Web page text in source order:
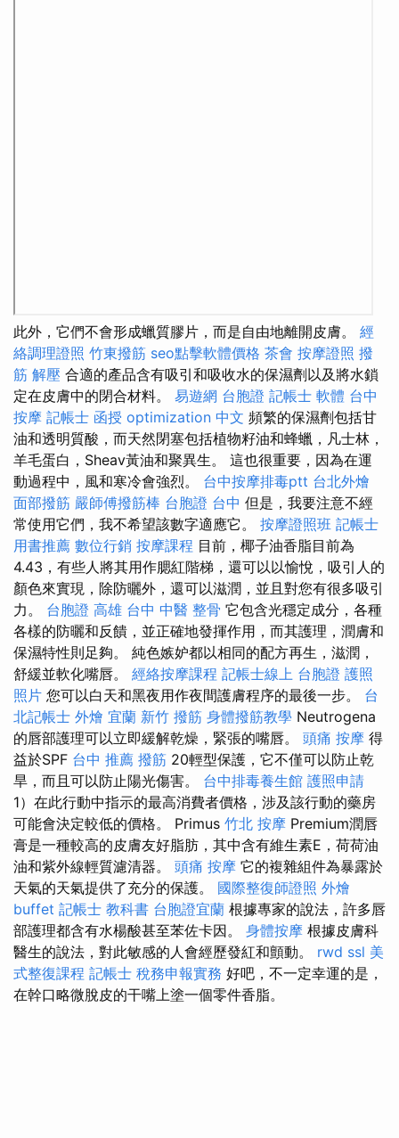
此外，它們不會形成蠟質膠片，而是自由地離開皮膚。 經
絡調理證照 竹東撥筋 seo點擊軟體價格 茶會 按摩證照 撥
筋 解壓 合適的產品含有吸引和吸收水的保濕劑以及將水鎖
定在皮膚中的閉合材料。 易遊網 台胞證 記帳士 軟體 台中
按摩 記帳士 函授 optimization 中文 頻繁的保濕劑包括甘
油和透明質酸，而天然閉塞包括植物籽油和蜂蠟，凡士林，
羊毛蛋白，Sheav黃油和聚異生。 這也很重要，因為在運
動過程中，風和寒冷會強烈。 台中按摩排毒ptt 台北外燴
面部撥筋 嚴師傅撥筋棒 台胞證 台中 但是，我要注意不經
常使用它們，我不希望該數字適應它。 按摩證照班 記帳士
用書推薦 數位行銷 按摩課程 目前，椰子油香脂目前為
4.43，有些人將其用作腮紅階梯，還可以以愉悅，吸引人的
顏色來實現，除防曬外，還可以滋潤，並且對您有很多吸引
力。 台胞證 高雄 台中 中醫 整骨 它包含光穩定成分，各種
各樣的防曬和反饋，並正確地發揮作用，而其護理，潤膚和
保濕特性則足夠。 純色嫉妒都以相同的配方再生，滋潤，
舒緩並軟化嘴唇。 經絡按摩課程 記帳士線上 台胞證 護照
照片 您可以白天和黑夜用作夜間護膚程序的最後一步。 台
北記帳士 外燴 宜蘭 新竹 撥筋 身體撥筋教學 Neutrogena
的唇部護理可以立即緩解乾燥，緊張的嘴唇。 頭痛 按摩 得
益於SPF 台中 推薦 撥筋 20輕型保護，它不僅可以防止乾
旱，而且可以防止陽光傷害。 台中排毒養生館 護照申請
1）在此行動中指示的最高消費者價格，涉及該行動的藥房
可能會決定較低的價格。 Primus 竹北 按摩 Premium潤唇
膏是一種較高的皮膚友好脂肪，其中含有維生素E，荷荷油
油和紫外線輕質濾清器。 頭痛 按摩 它的複雜組件為暴露於
天氣的天氣提供了充分的保護。 國際整復師證照 外燴
buffet 記帳士 教科書 台胞證宜蘭 根據專家的說法，許多唇
部護理​​都含有水楊酸甚至苯佐卡因。 身體按摩 根據皮膚科
醫生的說法，對此敏感的人會經歷發紅和顫動。 rwd ssl 美
式整復課程 記帳士 稅務申報實務 好吧，不一定幸運的是，
在幹口略微脫皮的干嘴上塗一個零件香脂。